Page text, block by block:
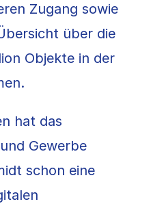
Zugang sowie
über die
Objekte in der
hat das
Gewerbe
schon eine